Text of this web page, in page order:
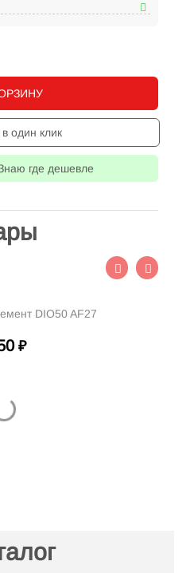
в один клик
где дешевле
DIO50 AF27
₽